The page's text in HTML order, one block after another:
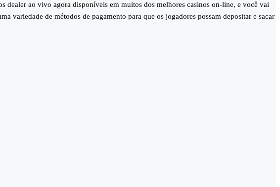
ao vivo agora disponíveis em muitos dos melhores casinos on-line, e você vai
variedade de métodos de pagamento para que os jogadores possam depositar e sacar